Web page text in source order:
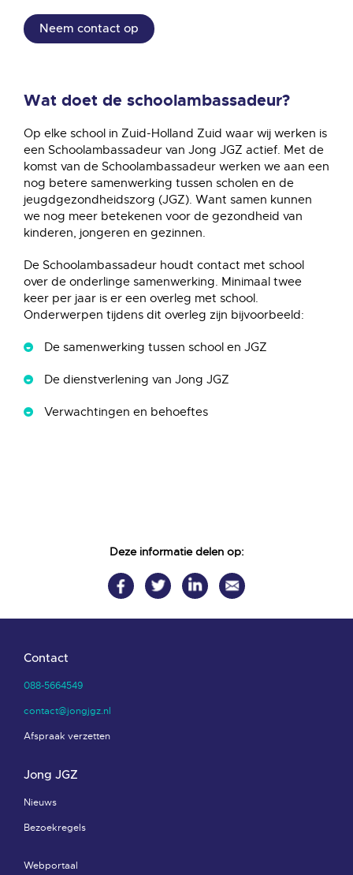
Neem contact op
Wat doet de schoolambassadeur?
Op elke school in Zuid-Holland Zuid waar wij werken is
een Schoolambassadeur van Jong JGZ actief. Met de
komst van de Schoolambassadeur werken we aan een
nog betere samenwerking tussen scholen en de
jeugdgezondheidszorg (JGZ). Want samen kunnen
we nog meer betekenen voor de gezondheid van
kinderen, jongeren en gezinnen.
De Schoolambassadeur houdt contact met school
over de onderlinge samenwerking. Minimaal twee
keer per jaar is er een overleg met school.
Onderwerpen tijdens dit overleg zijn bijvoorbeeld:
De samenwerking tussen school en JGZ
De dienstverlening van Jong JGZ
Verwachtingen en behoeftes
Deze informatie delen op:
Contact
088-5664549
contact@jongjgz.nl
Afspraak verzetten
Jong JGZ
Nieuws
Bezoekregels
Webportaal